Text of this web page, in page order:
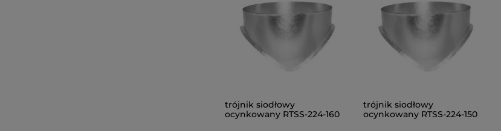
trójnik siodłowy
ocynkowany RTSS-224-160
trójnik siodłowy
ocynkowany RTSS-224-150